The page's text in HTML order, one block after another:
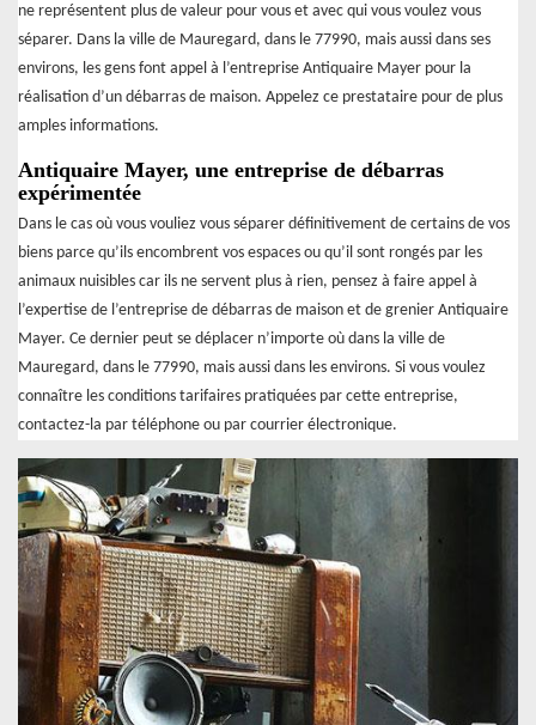
ne représentent plus de valeur pour vous et avec qui vous voulez vous
séparer. Dans la ville de Mauregard, dans le 77990, mais aussi dans ses
environs, les gens font appel à l’entreprise Antiquaire Mayer pour la
réalisation d’un débarras de maison. Appelez ce prestataire pour de plus
amples informations.
Antiquaire Mayer, une entreprise de débarras
expérimentée
Dans le cas où vous vouliez vous séparer définitivement de certains de vos
biens parce qu’ils encombrent vos espaces ou qu’il sont rongés par les
animaux nuisibles car ils ne servent plus à rien, pensez à faire appel à
l’expertise de l’entreprise de débarras de maison et de grenier Antiquaire
Mayer. Ce dernier peut se déplacer n’importe où dans la ville de
Mauregard, dans le 77990, mais aussi dans les environs. Si vous voulez
connaître les conditions tarifaires pratiquées par cette entreprise,
contactez-la par téléphone ou par courrier électronique.